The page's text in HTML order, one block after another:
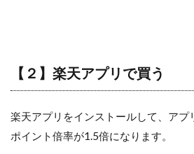
【２】楽天アプリで買う
楽天アプリをインストールして、アプ
ポイント倍率が1.5倍になります。